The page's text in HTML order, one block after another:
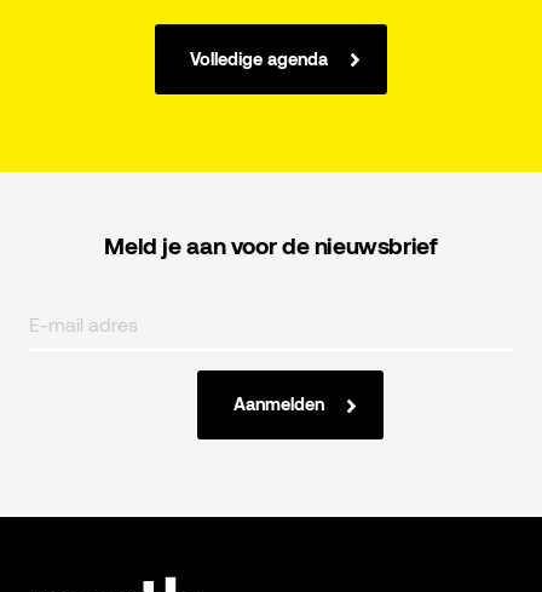
Volledige agenda
Meld je aan voor de nieuwsbrief
Aanmelden